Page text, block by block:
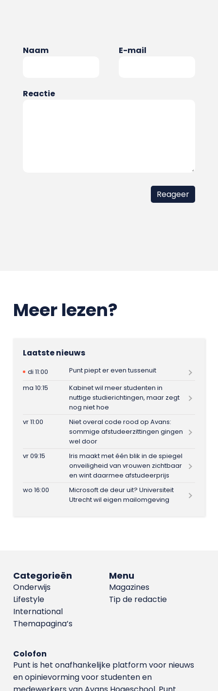
Naam E-mail
Reactie
Meer lezen?
Laatste nieuws
di 11:00
Punt piept er even tussenuit
ma 10:15
Kabinet wil meer studenten in
nuttige studierichtingen, maar zegt
nog niet hoe
vr 11:00
Niet overal code rood op Avans:
sommige afstudeerzittingen gingen
wel door
vr 09:15
Iris maakt met één blik in de spiegel
onveiligheid van vrouwen zichtbaar
en wint daarmee afstudeerprijs
wo 16:00
Microsoft de deur uit? Universiteit
Utrecht wil eigen mailomgeving
Menu
Magazines
Tip de redactie
Categorieën
Onderwijs
Lifestyle
International
Themapagina’s
Colofon
Punt is het onafhankelijke platform voor nieuws
en opinievorming voor studenten en